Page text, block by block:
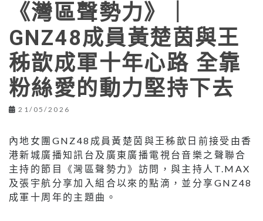
《灣區聲勢力》｜
GNZ48成員黃楚茵與王
秭歆成軍十年心路 全靠
粉絲愛的動力堅持下去
21/05/2026
內地女團GNZ48成員黃楚茵與王秭歆日前接受由香
港新城廣播知訊台及廣東廣播電視台音樂之聲聯合
主持的節目《灣區聲勢力》訪問，與主持人T.MAX
及張宇航分享加入組合以來的點滴，並分享GNZ48
成軍十周年的主題曲。